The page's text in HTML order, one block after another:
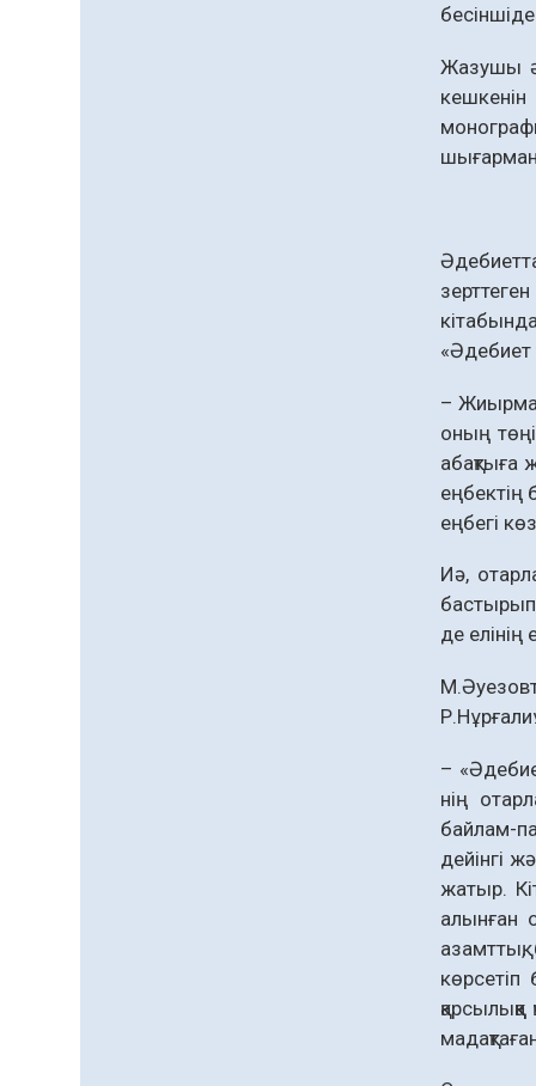
Жазушы
кешкенін
«Әдебиет
–
оның
абақтыға
еңбектің
еңбегі
Иә,
де елінің
–
нің
байлам-
дейінгі
жатыр.
алынған
көрсетіп